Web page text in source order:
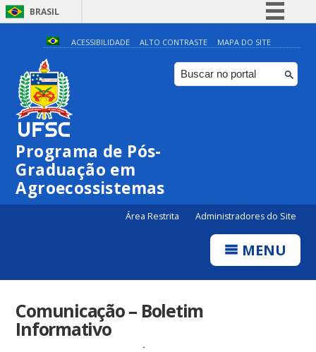
BRASIL
Simplifique!
Comunica BR
Participe
ACESSIBILIDADE ALTO CONTRASTE MAPA DO SITE
Programa de Pós-
Graduação em
Agroecossistemas
Área Restrita Administradores do Site
MENU
Comunicação – Boletim
Informativo
.